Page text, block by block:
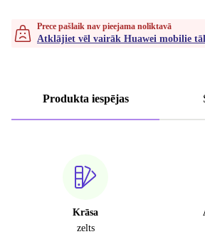
Prece pašlaik nav pieejama noliktavā
Atklājiet vēl vairāk Huawei mobilie
Produkta iespējas
Krāsa
zelts